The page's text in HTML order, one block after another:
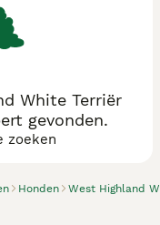
Honden West Highland
White Terriër
gevonden.
zoeken